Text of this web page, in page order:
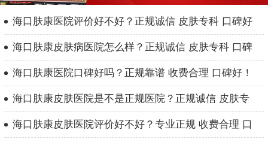
海口肤康医院评价好不好？正规诚信 皮肤专科 口碑好
海口肤康皮肤病医院怎么样？正规诚信 皮肤专科 口碑
海口肤康医院口碑好吗？正规靠谱 收费合理 口碑好！
海口肤康皮肤医院是不是正规医院？正规诚信 皮肤专
海口肤康皮肤医院评价好不好？专业正规 收费合理 口